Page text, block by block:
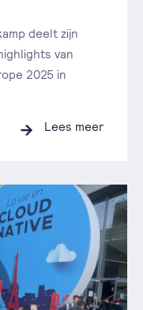
deelt zijn
van
2025 in
Lees meer